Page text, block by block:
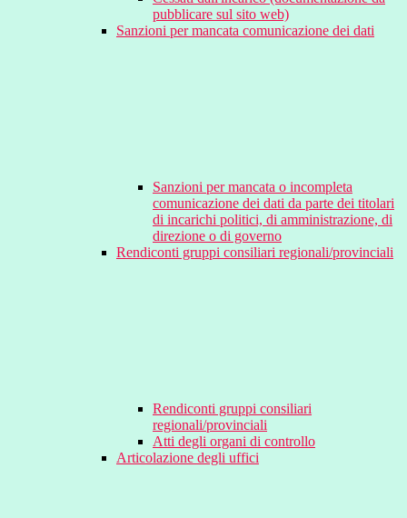
pubblicare sul sito web)
Sanzioni per mancata comunicazione dei dati
Sanzioni per mancata o incompleta
comunicazione dei dati da parte dei titolari
di incarichi politici, di amministrazione, di
direzione o di governo
Rendiconti gruppi consiliari regionali/provinciali
Rendiconti gruppi consiliari
regionali/provinciali
Atti degli organi di controllo
Articolazione degli uffici